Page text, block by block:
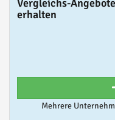
Vergleichs-Angebote
erhalten
Mehrere